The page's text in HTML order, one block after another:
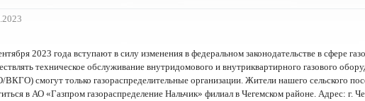
2023 года вступают в силу изменения в федеральном законодательстве в сфере
техническое обслуживание внутридомового и внутриквартирного газового
смогут только газораспределительные организации. Жители нашего сельского
в АО «Газпром газораспределение Нальчик» филиал в Чегемском районе. Адрес: г.